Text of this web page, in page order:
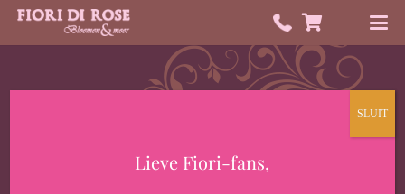
HEB JE EEN VRAAG?
Lieve Fiori-fans,
SLUIT